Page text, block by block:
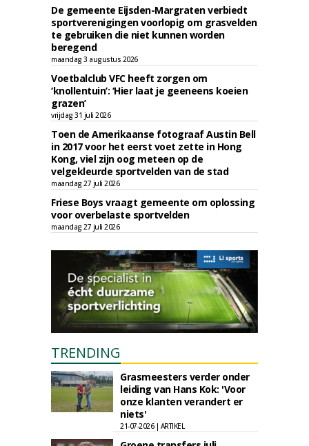
De gemeente Eijsden-Margraten verbiedt
sportverenigingen voorlopig om grasvelden
te gebruiken die niet kunnen worden
beregend
maandag 3 augustus 2026
Voetbalclub VFC heeft zorgen om
‘knollentuin’: ‘Hier laat je geeneens koeien
grazen’
vrijdag 31 juli 2026
Toen de Amerikaanse fotograaf Austin Bell
in 2017 voor het eerst voet zette in Hong
Kong, viel zijn oog meteen op de
velgekleurde sportvelden van de stad
maandag 27 juli 2026
Friese Boys vraagt gemeente om oplossing
voor overbelaste sportvelden
maandag 27 juli 2026
TRENDING
Grasmeesters verder onder
leiding van Hans Kok: 'Voor
onze klanten verandert er
niets'
21-07-2026 | ARTIKEL